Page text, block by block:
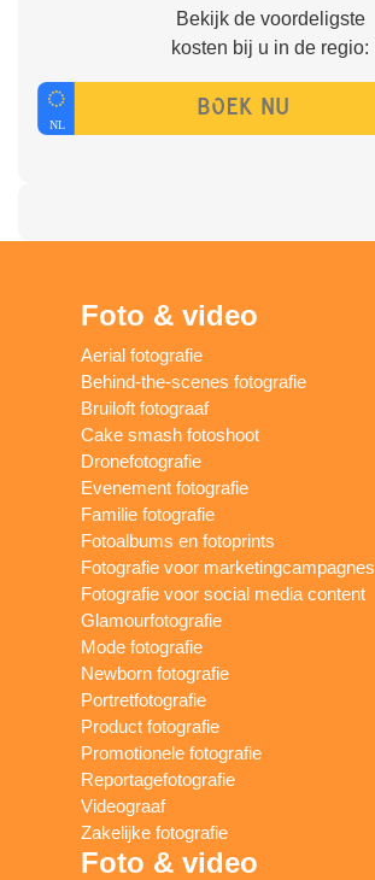
Bekijk de voordeligste
kosten bij u in de regio:
Foto & video
Aerial fotografie
Behind-the-scenes fotografie
Bruiloft fotograaf
Cake smash fotoshoot
Dronefotografie
Evenement fotografie
Familie fotografie
Fotoalbums en fotoprints
Fotografie voor marketingcampagnes
Fotografie voor social media content
Glamourfotografie
Mode fotografie
Newborn fotografie
Portretfotografie
Product fotografie
Promotionele fotografie
Reportagefotografie
Videograaf
Zakelijke fotografie
Foto & video